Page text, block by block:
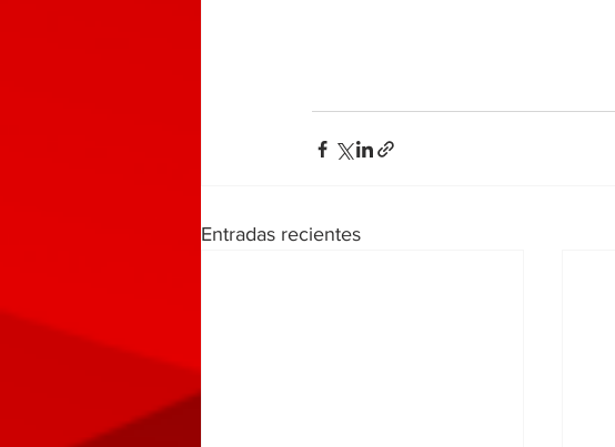
Entradas recientes